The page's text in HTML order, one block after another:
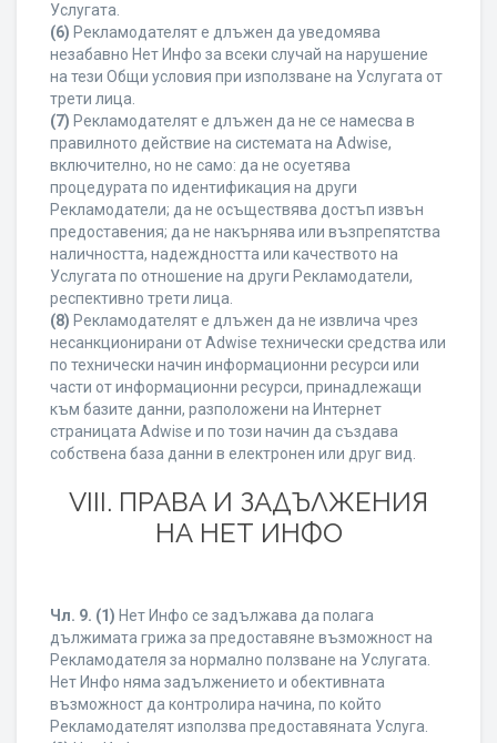
Услугата.
(6) Рекламодателят е длъжен да уведомява
незабавно Нет Инфо за всеки случай на нарушение
на тези Общи условия при използване на Услугата от
трети лица.
(7) Рекламодателят е длъжен да не се намесва в
правилното действие на системата на Adwise,
включително, но не само: да не осуетява
процедурата по идентификация на други
Рекламодатели; да не осъществява достъп извън
предоставения; да не накърнява или възпрепятства
наличността, надеждността или качеството на
Услугата по отношение на други Рекламодатели,
респективно трети лица.
(8) Рекламодателят е длъжен да не извлича чрез
несанкционирани от Adwise технически средства или
по технически начин информационни ресурси или
части от информационни ресурси, принадлежащи
към базите данни, разположени на Интернет
страницата Adwise и по този начин да създава
собствена база данни в електронен или друг вид.
VIII. ПРАВА И ЗАДЪЛЖЕНИЯ
НА НЕТ ИНФО
Чл. 9. (1) Нет Инфо се задължава да полага
дължимата грижа за предоставяне възможност на
Рекламодателя за нормално ползване на Услугата.
Нет Инфо няма задължението и обективната
възможност да контролира начина, по който
Рекламодателят използва предоставяната Услуга.